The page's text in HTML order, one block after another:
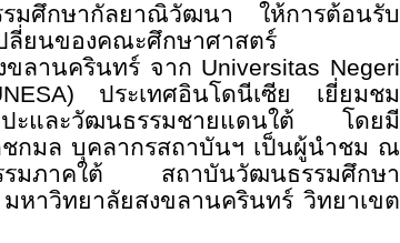
มศึกษากัลยาณิวัฒนา ให้การต้อนรับ
ลี่ยนของคณะศึกษาศาสตร์
ขลานครินทร์ จาก Universitas Negeri
ประเทศอินโดนีเซีย เยี่ยมชม
ปะและวัฒนธรรมชายแดนใต้ โดยมี
กมล บุคลากรสถาบันฯ เป็นผู้นำชม ณ
รมภาคใต้ สถาบันวัฒนธรรมศึกษา
าวิทยาลัยสงขลานครินทร์ วิทยาเขต